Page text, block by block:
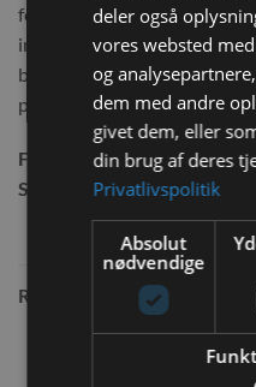
forsiden af buret, hvilket
ind/ud selv. indvendig er der
bund og op til den øverste
plads til din kanin. Nemt at
Farve:
Blå bund og stål
Størrelse:120x59x120 cm
RELATEREDE VARER
deler også
vores websted
og
dem med andre
givet dem, eller
din brug af deres
Privatlivspolitik
Absolut
nødvendige